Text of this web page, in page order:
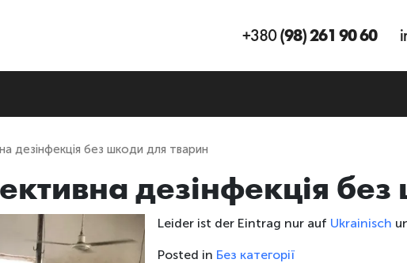
+380(98) 261 90 60
без шкоди для тварин
дезінфекція
Leider ist der Eintrag nur auf Ukrainisch
Posted in Без категорії